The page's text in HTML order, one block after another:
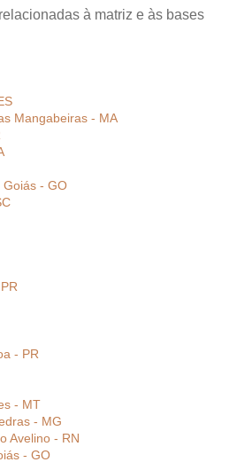
à matriz e às bases
Mangabeiras - MA
- GO
- PR
- MT
- MG
Avelino - RN
- GO